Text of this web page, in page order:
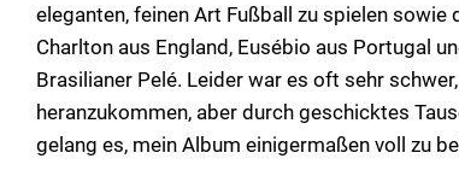
eleganten, feinen Art Fußball zu spielen
Charlton aus England, Eusébio aus Portugal
Brasilianer Pelé. Leider war es oft sehr
heranzukommen, aber durch geschicktes
gelang es, mein Album einigermaßen voll zu